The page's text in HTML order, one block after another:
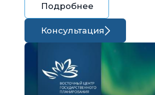
Подробнее
Консультация